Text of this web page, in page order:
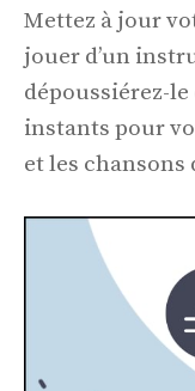
Mettez à jour
jouer d’un
dépoussiérez-
instants pour
et les chansons